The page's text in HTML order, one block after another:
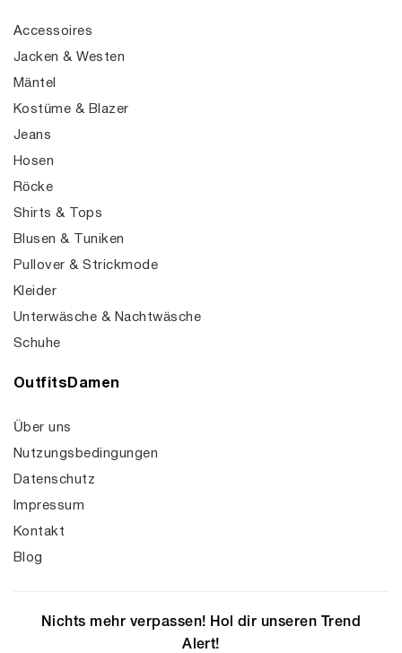
Accessoires
Jacken & Westen
Mäntel
Kostüme & Blazer
Jeans
Hosen
Röcke
Shirts & Tops
Blusen & Tuniken
Pullover & Strickmode
Kleider
Unterwäsche & Nachtwäsche
Schuhe
OutfitsDamen
Über uns
Nutzungsbedingungen
Datenschutz
Impressum
Kontakt
Blog
Nichts mehr verpassen! Hol dir unseren Trend
Alert!